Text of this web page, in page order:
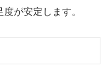
が安定します。